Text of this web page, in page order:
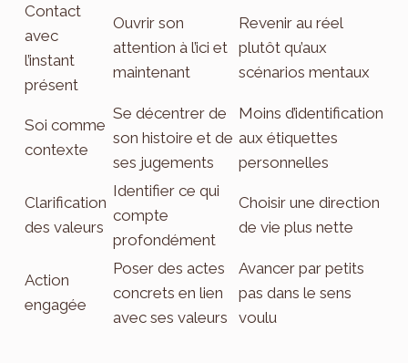
Contact
avec
l’instant
présent
Ouvrir son
attention à l’ici et
maintenant
Revenir au réel
plutôt qu’aux
scénarios mentaux
Soi comme
contexte
Se décentrer de
son histoire et de
ses jugements
Moins d’identification
aux étiquettes
personnelles
Clarification
des valeurs
Identifier ce qui
compte
profondément
Choisir une direction
de vie plus nette
Action
engagée
Poser des actes
concrets en lien
avec ses valeurs
Avancer par petits
pas dans le sens
voulu